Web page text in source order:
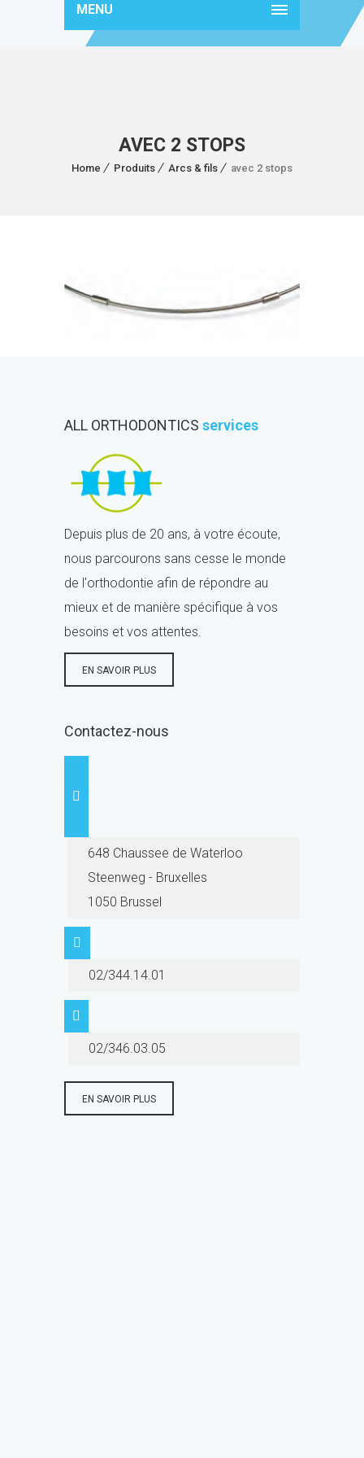
MENU
AVEC 2 STOPS
Home Produits Arcs & fils avec 2 stops
ALL ORTHODONTICS services
Depuis plus de 20 ans, à votre écoute,
nous parcourons sans cesse le monde
de l'orthodontie afin de répondre au
mieux et de manière spécifique à vos
besoins et vos attentes.
EN SAVOIR PLUS
Contactez-nous
648 Chaussee de Waterloo
Steenweg - Bruxelles
1050 Brussel
02/344.14.01
02/346.03.05
EN SAVOIR PLUS